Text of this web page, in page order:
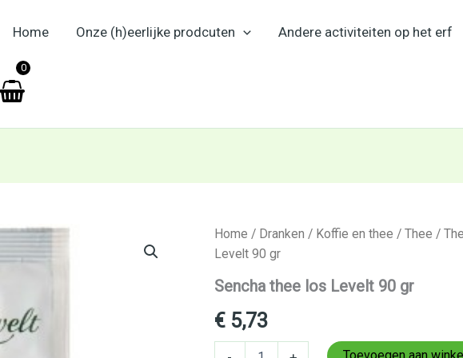
Home Onze (h)eerlijke prodcuten Andere activiteiten op het erf
0
Home / Dranken / Koffie en thee / Thee /
Levelt 90 gr
Sencha thee los Levelt 90 gr
€5,73
Sencha
thee
Levelt
90
gr
aantal